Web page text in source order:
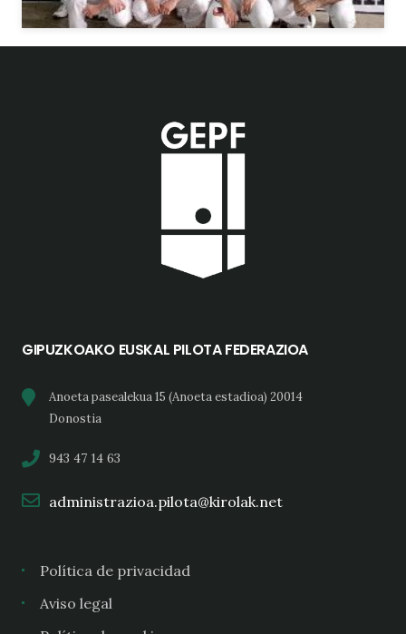
GIPUZKOAKO EUSKAL PILOTA FEDERAZIOA
Anoeta pasealekua 15 (Anoeta estadioa) 20014
Donostia
943 47 14 63
administrazioa.pilota@kirolak.net
Política de privacidad
Aviso legal